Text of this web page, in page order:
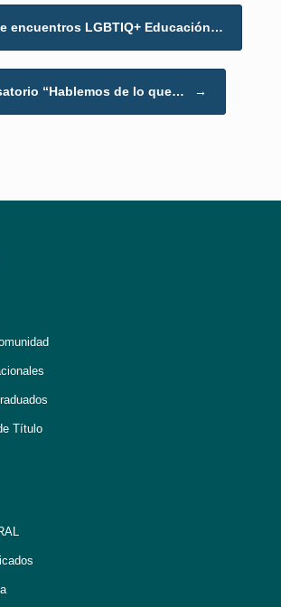
encuentros LGBTIQ+ Educación…
“Hablemos de lo que… →
Título